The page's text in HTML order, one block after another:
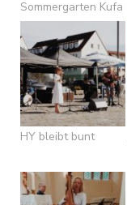
Sommergarten Kufa
HY bleibt bunt